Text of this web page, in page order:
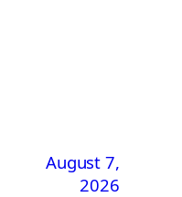
August 7,
2026